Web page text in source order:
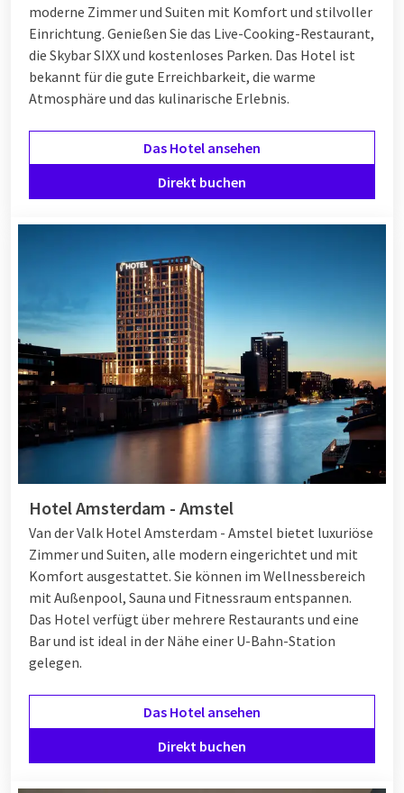
moderne Zimmer und Suiten mit Komfort und stilvoller
Einrichtung. Genießen Sie das Live-Cooking-Restaurant,
die Skybar SIXX und kostenloses Parken. Das Hotel ist
bekannt für die gute Erreichbarkeit, die warme
Atmosphäre und das kulinarische Erlebnis.
Das Hotel ansehen
Direkt buchen
Hotel Amsterdam - Amstel
Van der Valk Hotel Amsterdam - Amstel bietet luxuriöse
Zimmer und Suiten, alle modern eingerichtet und mit
Komfort ausgestattet. Sie können im Wellnessbereich
mit Außenpool, Sauna und Fitnessraum entspannen.
Das Hotel verfügt über mehrere Restaurants und eine
Bar und ist ideal in der Nähe einer U-Bahn-Station
gelegen.
Das Hotel ansehen
Direkt buchen